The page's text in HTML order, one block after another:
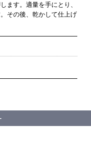
ます。適量を手にとり、
その後、乾かして仕上げ